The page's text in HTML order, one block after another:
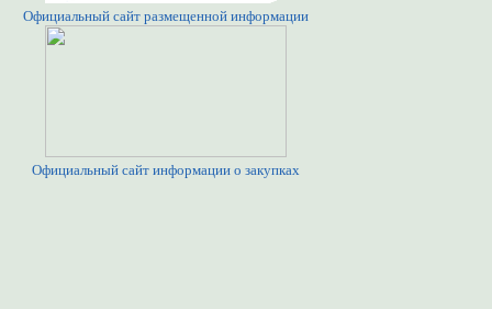
Официальный сайт размещенной информации
Официальный сайт информации о закупках